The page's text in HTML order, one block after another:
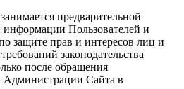
предварительной
Пользователей и
защите прав и интересов лиц и
законодательства
после обращения
Администрации Сайта в